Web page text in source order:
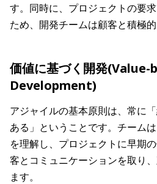
す。同時に、プロジェクトの要
ため、開発チームは顧客と積極的
価値に基づく開発(Value-
Development)
アジャイルの基本原則は、常に
ある」ということです。チーム
を理解し、プロジェクトに早期
客とコミュニケーションを取り
ます。